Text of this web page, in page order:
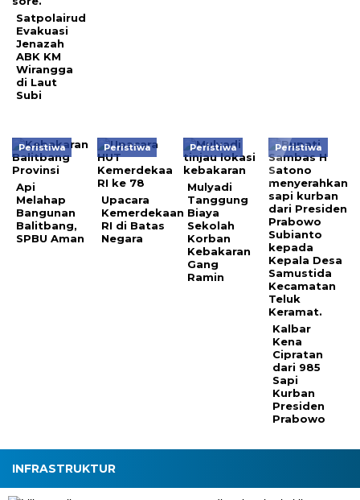
Satpolairud
Evakuasi
Jenazah
ABK KM
Wirangga
di Laut
Subi
Peristiwa
Api
Melahap
Bangunan
Balitbang,
SPBU Aman
Peristiwa
Upacara
Kemerdekaan
RI di Batas
Negara
Peristiwa
Mulyadi
Tanggung
Biaya
Sekolah
Korban
Kebakaran
Gang
Ramin
Peristiwa
Kalbar
Kena
Cipratan
dari 985
Sapi
Kurban
Presiden
Prabowo
INFRASTRUKTUR